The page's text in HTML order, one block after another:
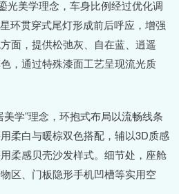
美学理念，车身比例经过优化调
环贯穿式尾灯形成前后呼应，增强
面，提供松弛灰、自在蓝、逍遥
，通过特殊漆面工艺呈现流光质
学”理念，环抱式布局以流畅线条
柔白与暖棕双色搭配，辅以3D质感
柔感贝壳沙发样式。细节处，座舱
区、门板隐形手机凹槽等实用空